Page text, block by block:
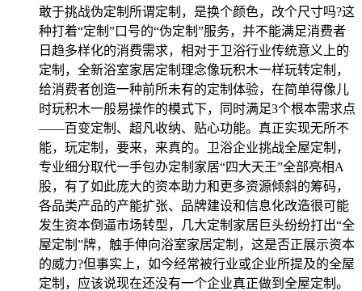
敢于挑战伪定制所谓定制，是换个颜色，改个尺寸吗?这
种打着“定制”口号的“伪定制”服务，并不能满足消费者
日趋多样化的消费需求，相对于卫浴行业传统意义上的
定制，全新浴室家居定制理念像玩积木一样玩转定制，
给消费者创造一种前所未有的定制体验，在简单得像儿
时玩积木一般易操作的模式下，同时满足3个根本需求点
――百变定制、超凡收纳、贴心功能。真正实现无所不
能，玩定制，要来，来真的。卫浴企业挑战全屋定制，
专业细分取代一手包办定制家居“四大天王”全部亮相A
股，有了如此庞大的资本助力和更多资源倾斜的筹码，
各品类产品的产能扩张、品牌建设和信息化改造很可能
发生资本倒逼市场转型，几大定制家居巨头纷纷打出“全
屋定制”牌，触手伸向浴室家居定制，这是否正展示资本
的威力?但事实上，如今经常被行业或企业所提及的全屋
定制，应该说现在还没有一个企业真正做到全屋定制。